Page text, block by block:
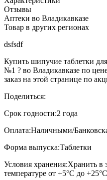
Отзывы
Аптеки во Владикавказе
Товар в других регионах
dsfsdf
Купить шипучие таблетки
№1 ? во Владикавказе по
заказ на этой странице по
Поделиться:
Срок годности:2 года
Оплата:Наличными/
Форма выпуска:Таблетки
Условия хранения:Хранить в
температуре от +5°С до +25°С